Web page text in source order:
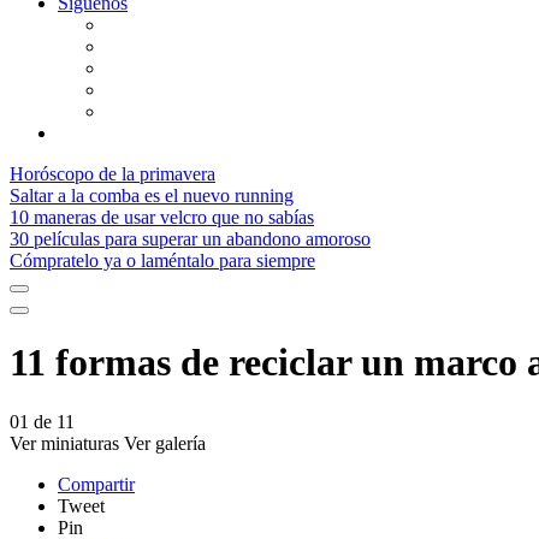
Horóscopo de la primavera
Saltar a la comba es el nuevo running
10 maneras de usar velcro que no sabías
30 películas para superar un abandono amoroso
Cómpratelo ya o laméntalo para siempre
11 formas de reciclar un marco
01 de 11
Ver miniaturas Ver galería
Compartir
Tweet
Pin